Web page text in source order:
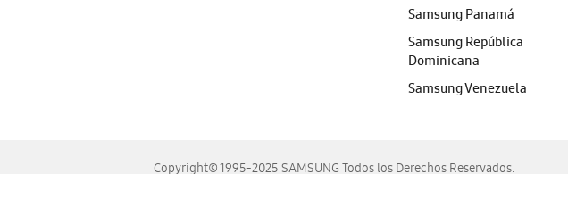
Samsung Panamá
Samsung República
Dominicana
Samsung Venezuela
Copyright© 1995-2025 SAMSUNG Todos los Derechos Reservados.